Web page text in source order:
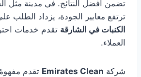
تضمن أفضل النتائج. في مدينة مثل
ترتفع معايير الجودة، يزداد الطلب
الكنبات في الشارقة تقدم خدمات
العملاء.
شركة Emirates Clean تقدم